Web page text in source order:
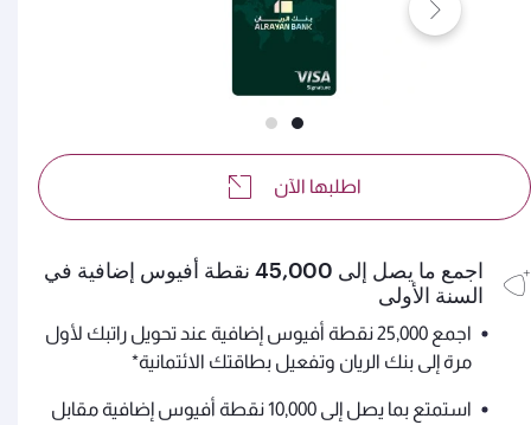
اطلبها الآن
اجمع ما يصل إلى 45,000 نقطة أفيوس إضافية في
السنة الأولى
اجمع 25,000 نقطة أفيوس إضافية عند تحويل راتبك لأول
مرة إلى بنك الريان وتفعيل بطاقتك الائتمانية*
استمتع بما يصل إلى 10,000 نقطة أفيوس إضافية مقابل